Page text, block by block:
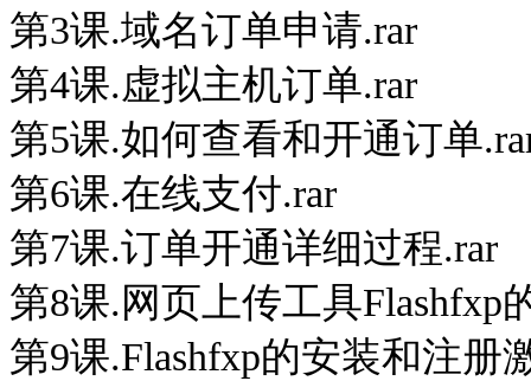
第3课.域名订单申请.rar
第4课.虚拟主机订单.rar
第5课.如何查看和开通订单
第6课.在线支付.rar
第7课.订单开通详细过程.rar
第8课.网页上传工具Flashfxp
第9课.Flashfxp的安装和注册